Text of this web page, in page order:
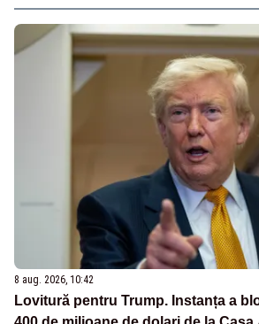
8 aug. 2026, 10:42
Lovitură pentru Trump. Instanța a